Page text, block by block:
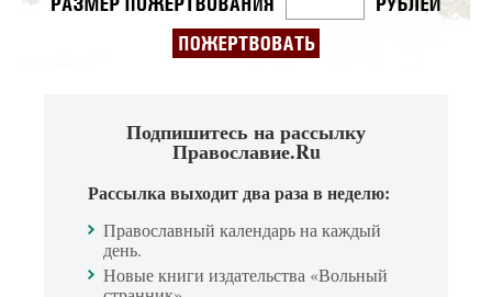
Подпишитесь на рассылку
Православие.Ru
Рассылка выходит два раза в неделю:
Православный календарь на каждый
день.
Новые книги издательства «Вольный